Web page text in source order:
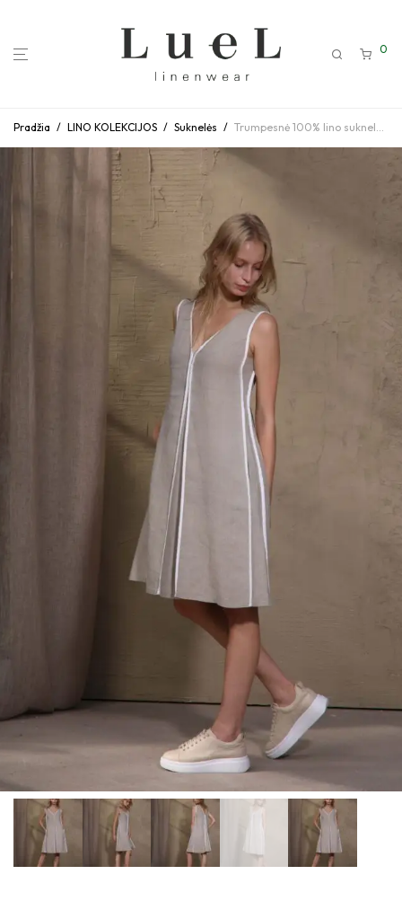
0
Pradžia / LINO KOLEKCIJOS / Suknelės / Trumpesnė 100% lino suknelė su V Iškirpte